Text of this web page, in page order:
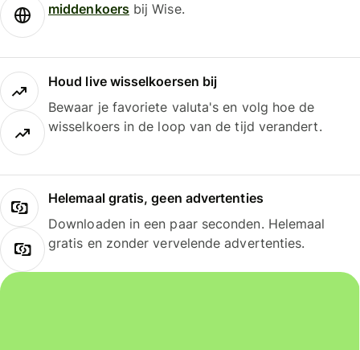
middenkoersbij Wise.
Houd live wisselkoersen bij
Bewaar je favoriete valuta's en volg hoe de
wisselkoers in de loop van de tijd verandert.
Helemaal gratis, geen advertenties
Downloaden in een paar seconden. Helemaal
gratis en zonder vervelende advertenties.